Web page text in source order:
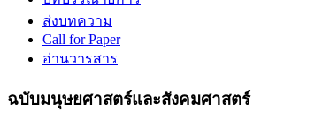
ส่งบทความ
Call for Paper
อ่านวารสาร
ฉบับมนุษยศาสตร์และสังคมศาสตร์